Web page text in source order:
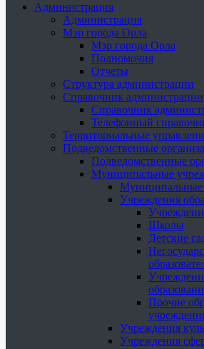
Администрация
Администрация
Мэр города Орла
Мэр города Орла
Полномочия
Отчеты
Структура администрации
Справочник администрации
Справочник
Телефонный
Территориальные
Подведомственные
Подведомственные
Муниципальные
Муниципальные
Учреждения
Школы
Детские
Прочие
Учреждения
Учреждения